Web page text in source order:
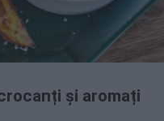
și aromați